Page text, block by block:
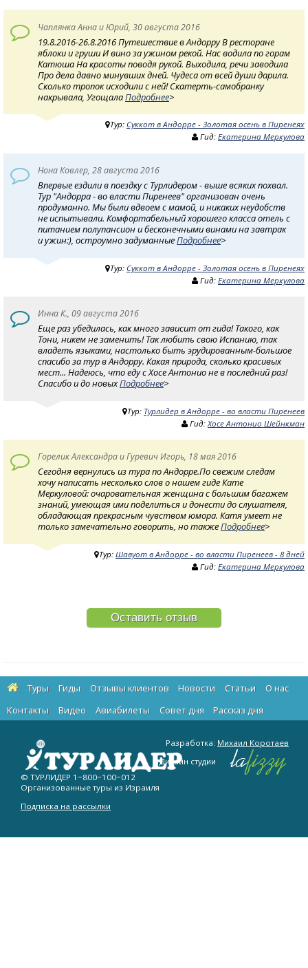
Чаплянка Анна и Юрий, 30 августа 2016
19.8.2016-26.8.2016 Путешествие в Андорру В ресторане
яблоки и груши И вино за ужином рекой. Нас водила по горам
Катюша На красоты поводя рукой. Выходила, речи заводила
Про дела давно минувших дней. Чудеса от всей души дарила.
Сколько тропок исходили с ней! Скатерть-самобранку
накрывала, УгощалаПодробнее>
Тур: Суккот в Андорре - Золотая осень в Пиренеях
Гид: Екатерина Меркулова
Нона Ковлер, 28 августа 2016
Впервые ездили в поездку с Турлидером - выше всяких похвал.
Тур "Андорра - во власти Пиренеев" организован очень
продуманно. Мы были вдвоем с мамой, и никаких неудобств
не испытывали. Комфортабельный хорошего класса отель с
питанием полупансион и бесконечными винами на завтрак
и ужин:), остроумно задуманныеПодробнее>
Тур: Суккот в Андорре - Золотая осень в Пиренеях
Гид: Екатерина Меркулова
Инна К., 09 августа 2016
Еще раз убедилась, как много зависит от гида! Такого, как
Тони, никем не заменить! Так любить свою Испанию, так
владеть языками, настолько быть эрудированным-большое
спасибо за тур в Андорру. Какая природа, сколько красивых
мест... Надеюсь, что еду с Хосе Антонио не в последний раз!
Спасибо и до новыхПодробнее>
Тур: Турлидер в Андорре - во власти Пиренеев
Гид: Хосе Антонио Шейнкман
Горелик Александра и Гуревич Игорь, 18 мая 2016
Сегодня вернулись из тура по Андорре.По свежим следам
хочу написать несколько слов о нашем гиде Кате
Меркуловой: очаровательная женщина с большим багажем
знаний, умеющая ими поделиться и донести до слушателя,
обладающая прекрасным чувством юмора. Катя умеет не
только замечательно говорить, но такжеПодробнее>
Тур: Шавуот в Андорре - во власти Пиренеев - 8 дней
Гид: Екатерина Меркулова
Оставить отзыв
Туры Гиды Отзывы клиентов Новости Статьи
О нас
Контакты
Видео Авиабилеты Cовет дня Рассказ дня
© ТУРЛИДЕР 1−800−100−012
Организованные туры из Израиля
Подписка на рассылки
Разработка: Михаил Коротаев
Дизайн студии